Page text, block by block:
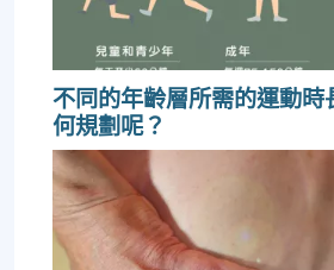
不同的年齡層所需的運動時
何規劃呢？